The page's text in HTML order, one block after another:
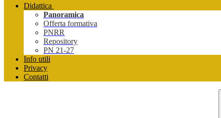
Didattica
Panoramica
Offerta formativa
PNRR
Repository
PN 21-27
Info utili
Privacy
Contatti